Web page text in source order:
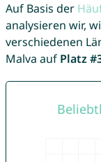
Auf Basis der
analysieren wir,
verschiedenen
Malva auf Platz